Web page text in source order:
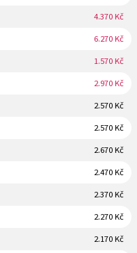
4.370 Kč
6.270 Kč
1.570 Kč
2.970 Kč
2.570 Kč
2.570 Kč
2.670 Kč
2.470 Kč
2.370 Kč
2.270 Kč
2.170 Kč